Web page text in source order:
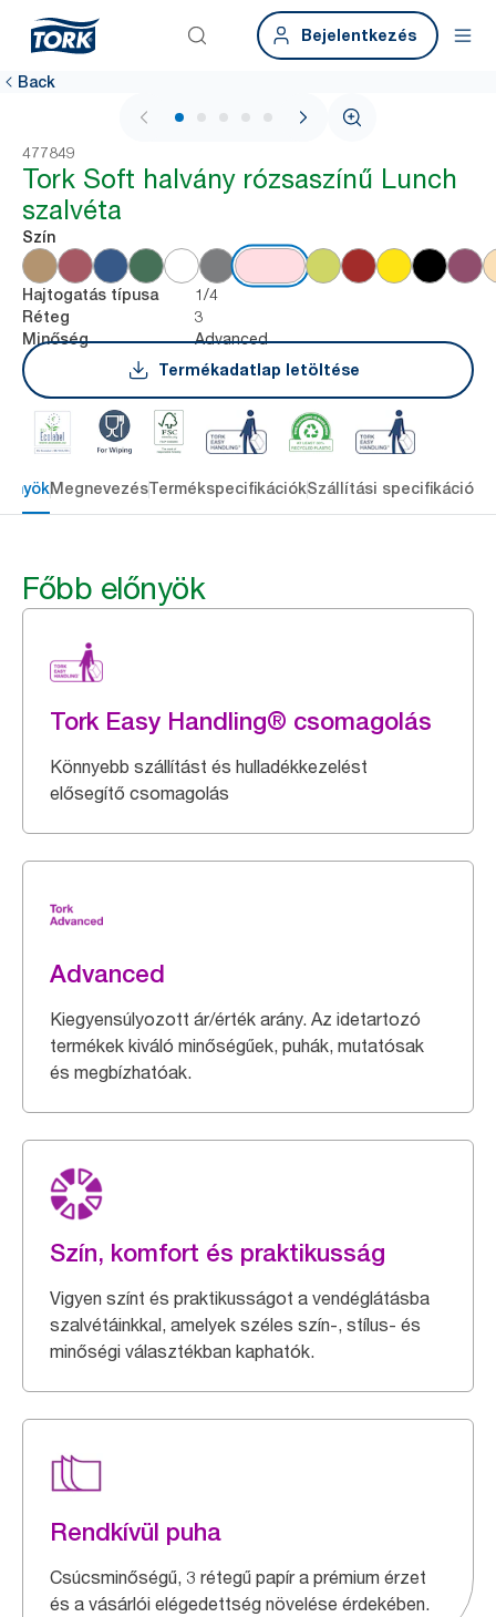
Bejelentkezés
Back
1 / 6
477849
Tork Soft halvány rózsaszínű Lunch
szalvéta
Szín
Hajtogatás típusa 1/4
Réteg 3
Minőség
Advanced
Termékadatlap letöltése
MegnevezésTermékspecifikációkSzállítási specifikációk
Főbb előnyök
Tork Easy Handling® csomagolás
Könnyebb szállítást és hulladékkezelést
elősegítő csomagolás
Advanced
Kiegyensúlyozott ár/érték arány. Az idetartozó
termékek kiváló minőségűek, puhák, mutatósak
és megbízhatóak.
Szín, komfort és praktikusság
Vigyen színt és praktikusságot a vendéglátásba
szalvétáinkkal, amelyek széles szín-, stílus- és
minőségi választékban kaphatók.
Rendkívül puha
Csúcsminőségű, 3 rétegű papír a prémium érzet
és a vásárlói elégedettség növelése érdekében.